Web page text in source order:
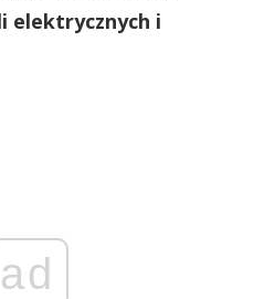
elektrycznych i
ad